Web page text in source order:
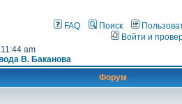
FAQ Поиск
Войти и
am
В. Баканова
Форум